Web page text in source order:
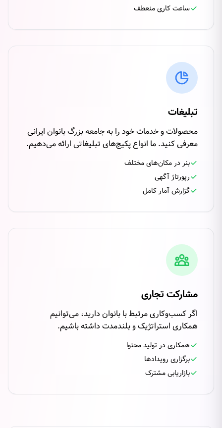
ساعت کاری منعطف
تبلیغات
محصولات و خدمات خود را به جامعه بزرگ بانوان ایرانی
معرفی کنید. ما انواع پکیج‌های تبلیغاتی ارائه می‌دهیم.
بنر در مکان‌های مختلف
رپورتاژ آگهی
گزارش آمار کامل
مشارکت تجاری
اگر کسب‌وکاری مرتبط با بانوان دارید، می‌توانیم
همکاری استراتژیک و بلندمدت داشته باشیم.
همکاری در تولید محتوا
برگزاری رویدادها
بازاریابی مشترک